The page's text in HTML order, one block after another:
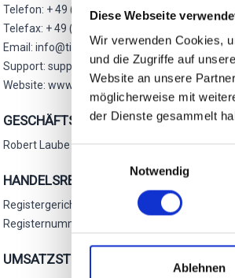
Diese Webseite
Wir verwenden Cookies,
und die Zugriffe auf
Website an unsere
möglicherweise mit
der Dienste gesammelt
w
Notwendig
Ablehnen
Telefon: + 49 (0)40 609 421 62 (nur für
Telefax: + 49 (0)40 609 421 62 9
Email: info@tixlr.de (Produktanfrage)
Support: support@tixlr.de (Supportanfrage)
Website: www.tixlr.de
GESCHÄFTSFÜHRER
Robert Laube
HANDELSREGISTER
Registergericht: Hamburg
Registernummer: HRB 132191
UMSATZSTEUER-ID